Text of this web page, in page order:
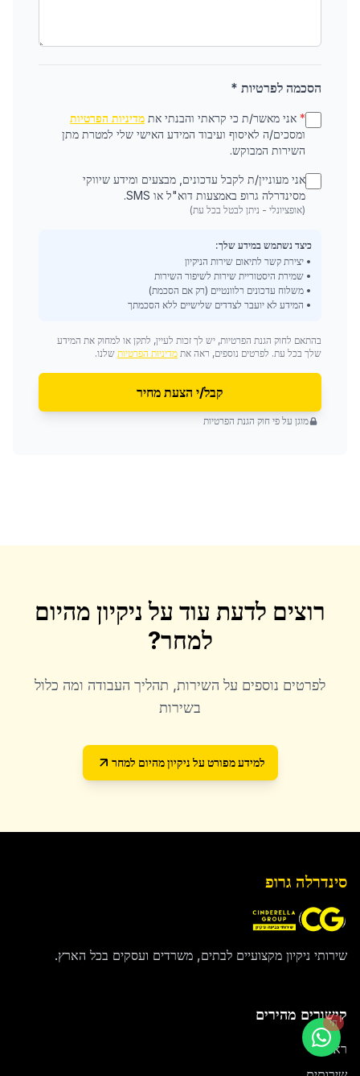
הסכמה לפרטיות *
* אני מאשר/ת כי קראתי והבנתי את מדיניות הפרטיות
ומסכים/ה לאיסוף ועיבוד המידע האישי שלי למטרת מתן
השירות המבוקש.
אני מעוניין/ת לקבל עדכונים, מבצעים ומידע שיווקי
מסינדרלה גרופ באמצעות דוא"ל או SMS.
(אופציונלי - ניתן לבטל בכל עת)
כיצד נשתמש במידע שלך:
• יצירת קשר לתיאום שירות הניקיון
• שמירת היסטוריית שירות לשיפור השירות
• משלוח עדכונים רלוונטיים (רק אם הסכמת)
• המידע לא יועבר לצדדים שלישיים ללא הסכמתך
בהתאם לחוק הגנת הפרטיות, יש לך זכות לעיין, לתקן או למחוק את המידע
שלך בכל עת. לפרטים נוספים, ראה את מדיניות הפרטיות שלנו.
קבל/י הצעת מחיר
מוגן על פי חוק הגנת הפרטיות
רוצים לדעת עוד על ניקיון מהיום
למחר?
לפרטים נוספים על השירות, תהליך העבודה ומה כלול
בשירות
למידע מפורט על ניקיון מהיום למחר
סינדרלה גרופ
שירותי ניקיון מקצועיים לבתים, משרדים ועסקים בכל הארץ.
קישורים מהירים
ראשי
חי